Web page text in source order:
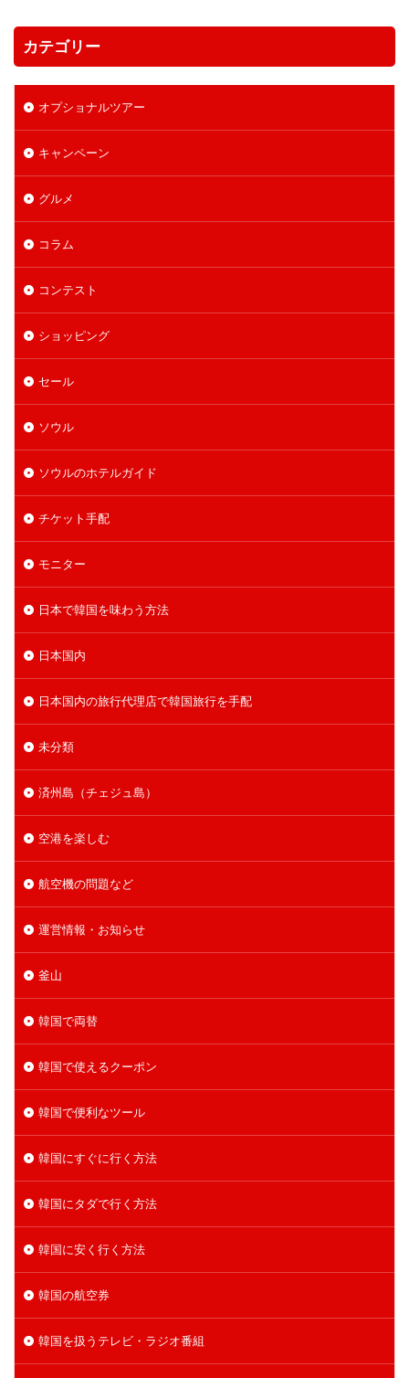
カテゴリー
オプショナルツアー
キャンペーン
グルメ
コラム
コンテスト
ショッピング
セール
ソウル
ソウルのホテルガイド
チケット手配
モニター
日本で韓国を味わう方法
日本国内
日本国内の旅行代理店で韓国旅行を手配
未分類
済州島（チェジュ島）
空港を楽しむ
航空機の問題など
運営情報・お知らせ
釜山
韓国で両替
韓国で使えるクーポン
韓国で便利なツール
韓国にすぐに行く方法
韓国にタダで行く方法
韓国に安く行く方法
韓国の航空券
韓国を扱うテレビ・ラジオ番組